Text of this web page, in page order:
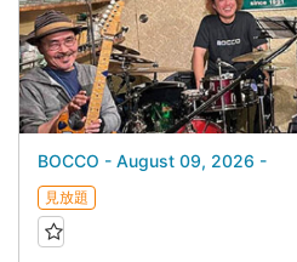
BOCCO - August 09, 2026 -
見放題